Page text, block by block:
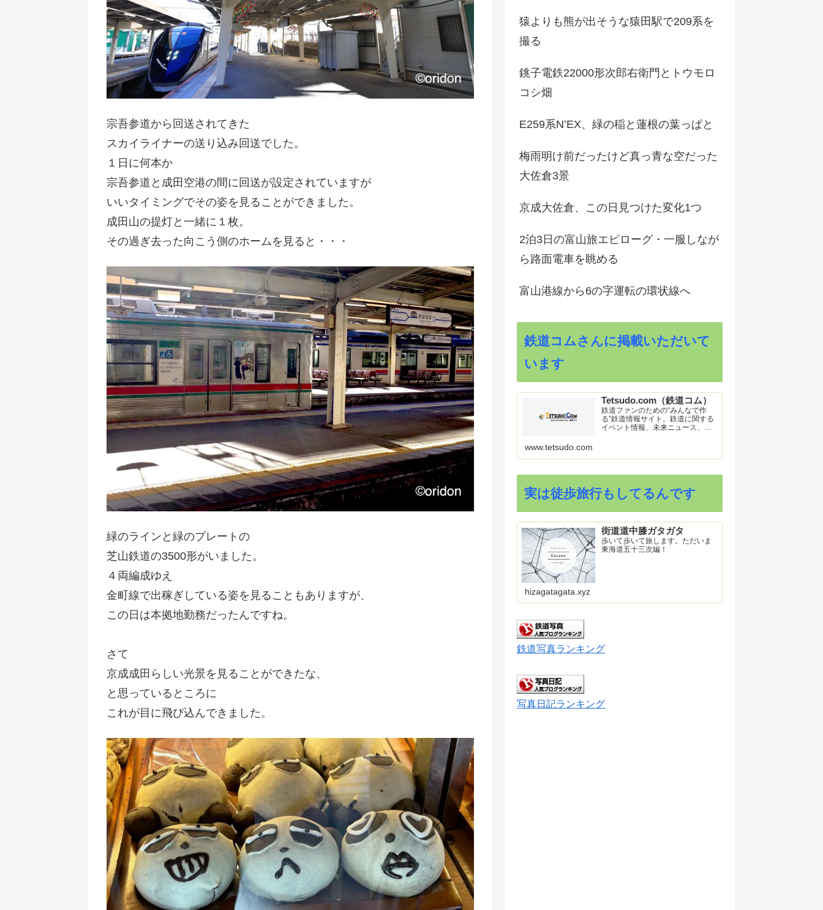
宗吾参道から回送されてきた
スカイライナーの送り込み回送でした。
１日に何本か
宗吾参道と成田空港の間に回送が設定されていますが
いいタイミングでその姿を見ることができました。
成田山の提灯と一緒に１枚。
その過ぎ去った向こう側のホームを見ると・・・
緑のラインと緑のプレートの
芝山鉄道の3500形がいました。
４両編成ゆえ
金町線で出稼ぎしている姿を見ることもありますが、
この日は本拠地勤務だったんですね。
さて
京成成田らしい光景を見ることができたな、
と思っているところに
これが目に飛び込んできました。
猿よりも熊が出そうな猿田駅で209系を
撮る
銚子電鉄22000形次郎右衛門とトウモロ
コシ畑
E259系N’EX、緑の稲と蓮根の葉っぱと
梅雨明け前だったけど真っ青な空だった
大佐倉3景
京成大佐倉、この日見つけた変化1つ
2泊3日の富山旅エピローグ・一服しなが
ら路面電車を眺める
富山港線から6の字運転の環状線へ
鉄道コムさんに掲載いただいて
います
Tetsudo.com（鉄道コム）
鉄道ファンのための“みんなで作
る”鉄道情報サイト。鉄道に関する
イベント情報、未来ニュース、車
ク集や、参加型ゲーム「駅つなゲ
www.tetsudo.com
実は徒歩旅行もしてるんです
街道道中膝ガタガタ
歩いて歩いて旅します。ただいま
東海道五十三次編！
hizagatagata.xyz
鉄道写真ランキング
写真日記ランキング